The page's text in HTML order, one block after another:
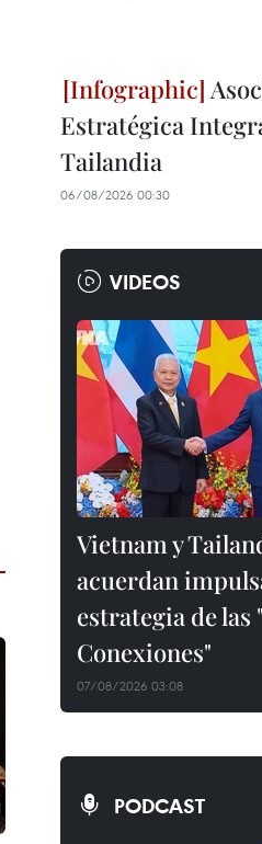
Estratégica
Tailandia
06/08/2026 00:30
VIDEOS
Vietnam y
acuerdan
estrategia de las
Conexiones"
07/08/2026 03:08
PODCAST